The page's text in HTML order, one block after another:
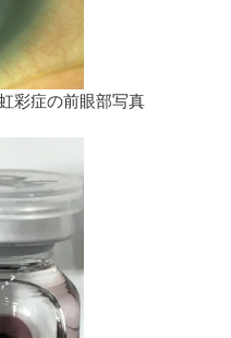
彩症の前眼部写真